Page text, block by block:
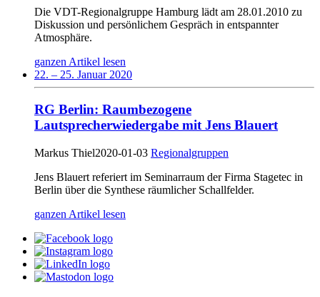
Die VDT-Regionalgruppe Hamburg lädt am 28.01.2010 zu
Diskussion und persönlichem Gespräch in entspannter
Atmosphäre.
ganzen Artikel lesen
22. – 25. Januar 2020
RG Berlin: Raumbezogene
Lautsprecherwiedergabe mit Jens Blauert
Markus Thiel2020-01-03 Regionalgruppen
Jens Blauert referiert im Seminarraum der Firma Stagetec in
Berlin über die Synthese räumlicher Schallfelder.
ganzen Artikel lesen